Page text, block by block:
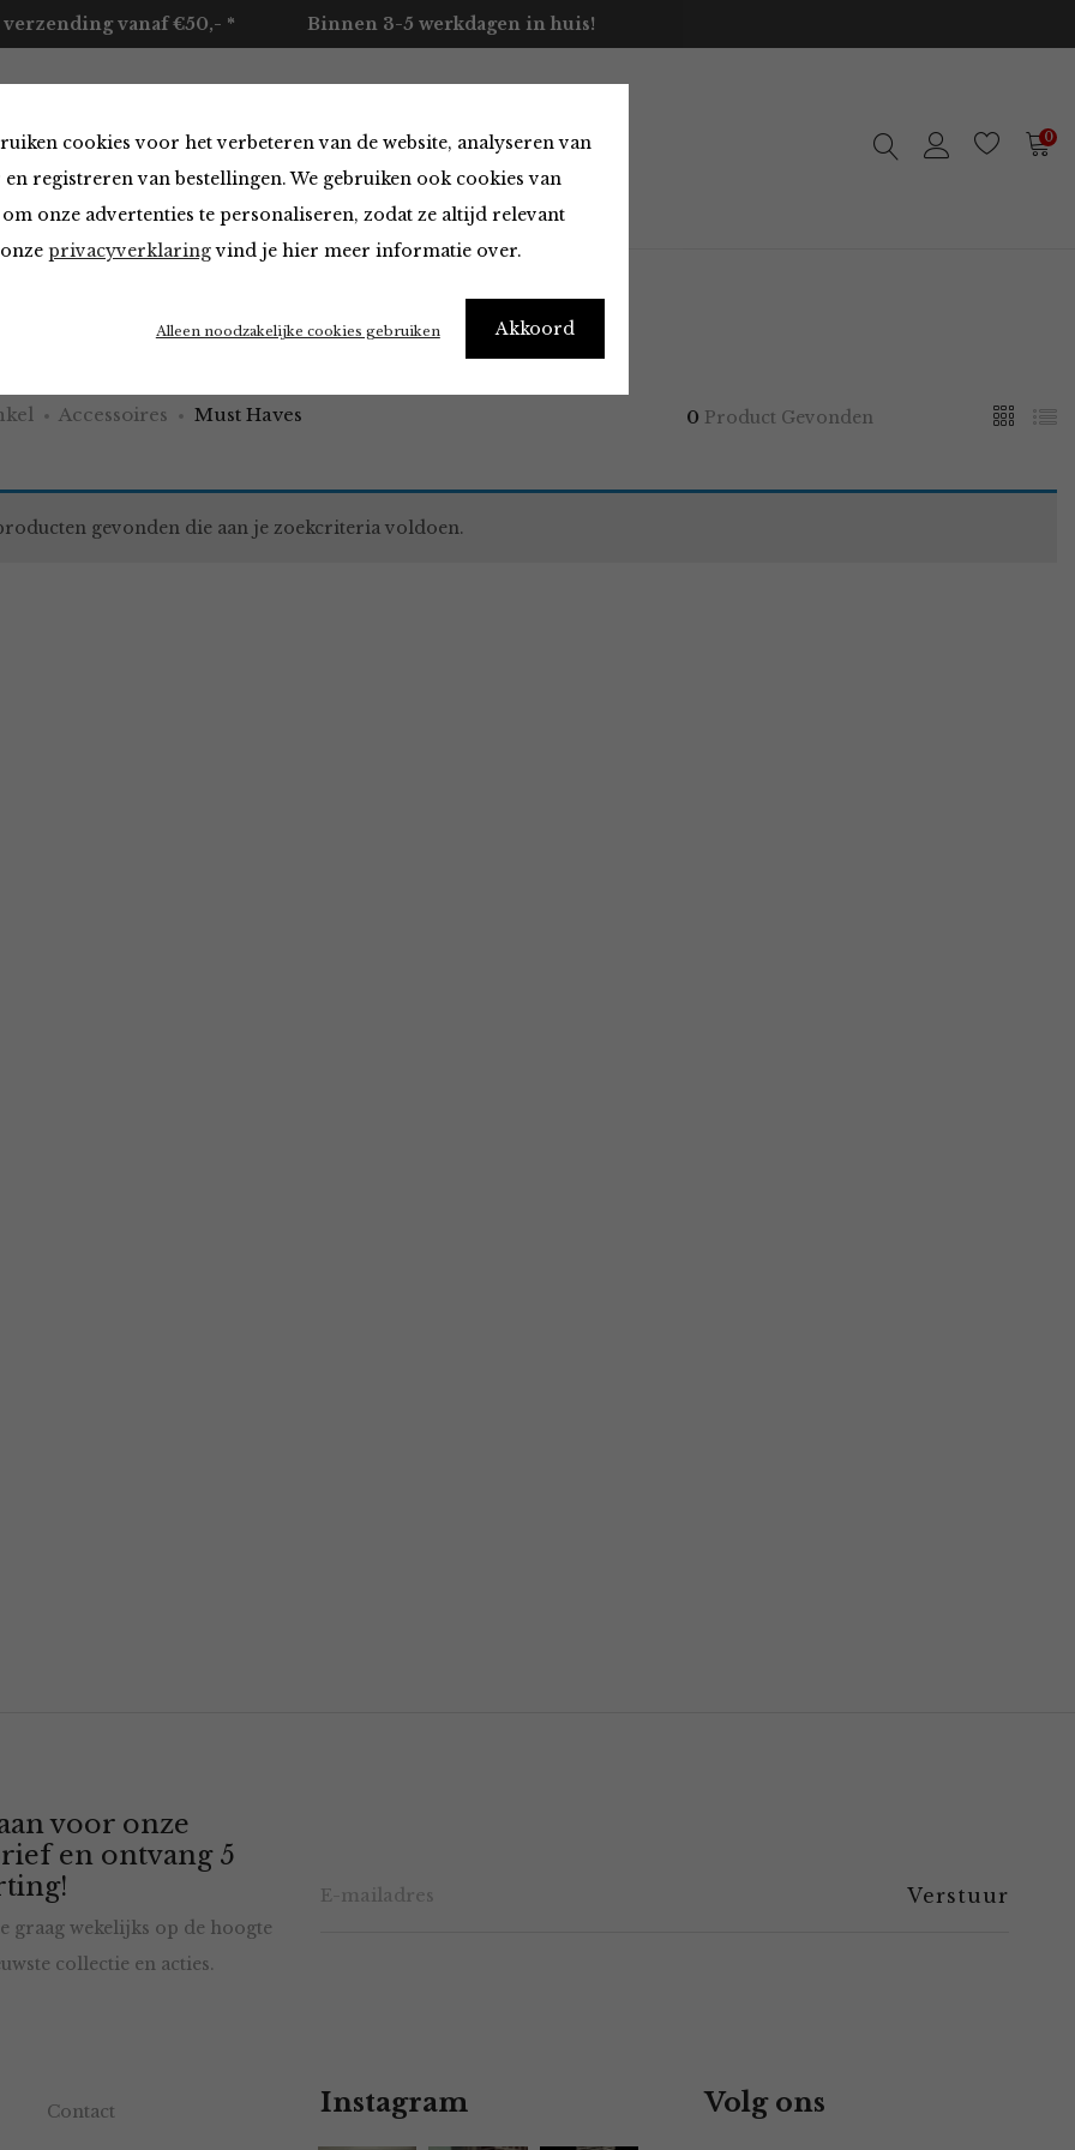
cookies voor het verbeteren van de website, analyseren van
en registreren van bestellingen. We gebruiken ook cookies van
onze advertenties te personaliseren, zodat ze altijd relevant
privacyverklaringvind je hier meer informatie over.
Akkoord
Alleen noodzakelijke cookies gebruiken
verzending vanaf €50,- * Binnen 3-5 werkdagen in huis!
Merken Over ons Contact 0
Accessoires Must Haves 0 Product Gevonden
gevonden die aan je zoekcriteria voldoen.
voor onze
en ontvang 5
graag wekelijks op de hoogte
collectie en acties.
Contact Instagram Volg ons